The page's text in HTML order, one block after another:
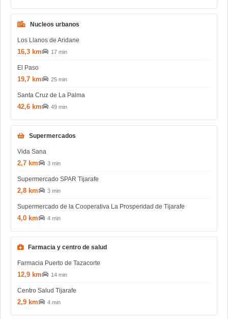
Nucleos urbanos
Los Llanos de Aridane
16,3 km 17 min
El Paso
19,7 km 25 min
Santa Cruz de La Palma
42,6 km 49 min
Supermercados
Vida Sana
2,7 km 3 min
Supermercado SPAR Tijarafe
2,8 km 3 min
Supermercado de la Cooperativa La Prosperidad de Tijarafe
4,0 km 4 min
Farmacia y centro de salud
Farmacia Puerto de Tazacorte
12,9 km 14 min
Centro Salud Tijarafe
2,9 km 4 min